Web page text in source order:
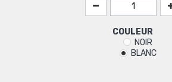
COULEUR
NOIR
BLANC